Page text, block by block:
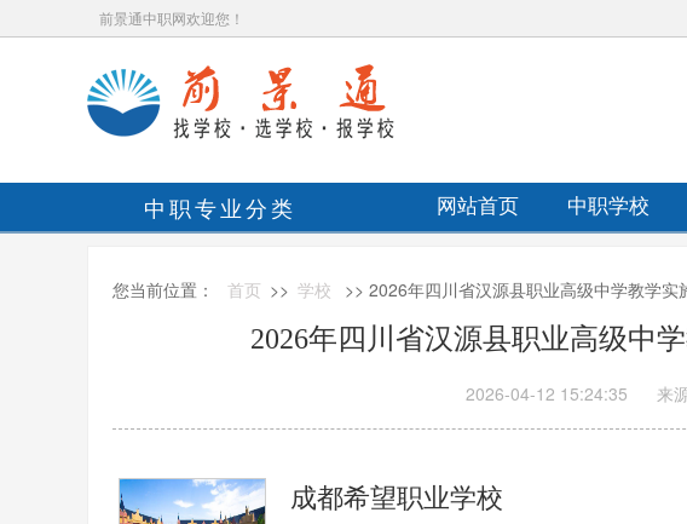
前景通中职网欢迎您！
中职专业分类 网站首页 中职学校
您当前位置： 首页 >> 学校 >> 2026年四川省汉源县职业高级中学教学实
2026年四川省汉源县职业高级中
2026-04-12 15:24:35 来
成都希望职业学校